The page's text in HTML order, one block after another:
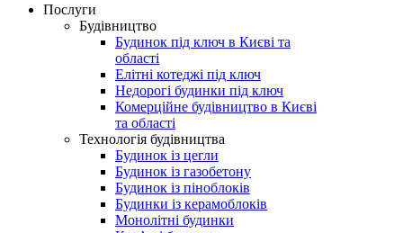
Послуги
Будівництво
Будинок під ключ в Києві та
області
Елітні котеджі під ключ
Недорогі будинки під ключ
Комерційне будівництво в Києві
та області
Технологія будівництва
Будинок із цегли
Будинок із газобетону
Будинок із піноблоків
Будинки із керамоблоків
Монолітні будинки